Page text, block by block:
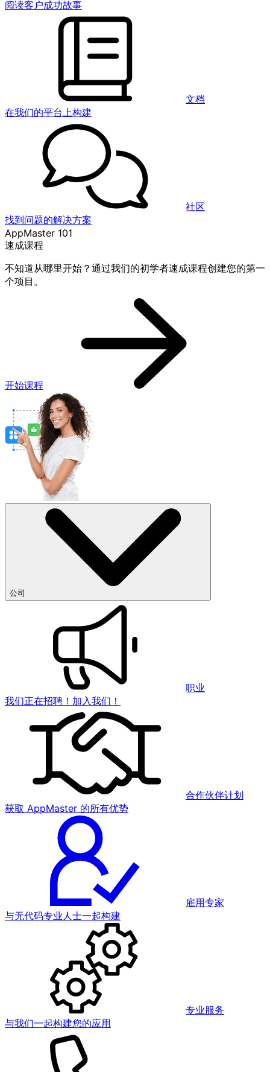
阅读客户成功故事
文档
在我们的平台上构建
社区
找到问题的解决方案
AppMaster 101
速成课程
不知道从哪里开始？通过我们的初学者速成课程创建您的第一
个项目。
开始课程
公司
职业
我们正在招聘！加入我们！
合作伙伴计划
获取 AppMaster 的所有优势
雇用专家
与无代码专业人士一起构建
专业服务
与我们一起构建您的应用